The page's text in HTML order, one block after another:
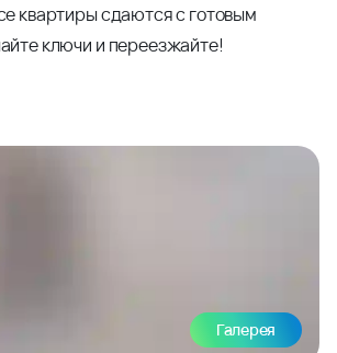
квартиры сдаются с готовым
ключи и переезжайте!
Галерея